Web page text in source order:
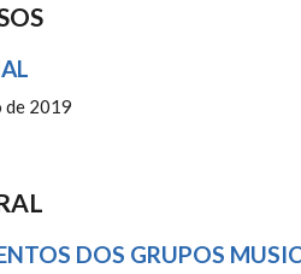
de 2019
DOS GRUPOS